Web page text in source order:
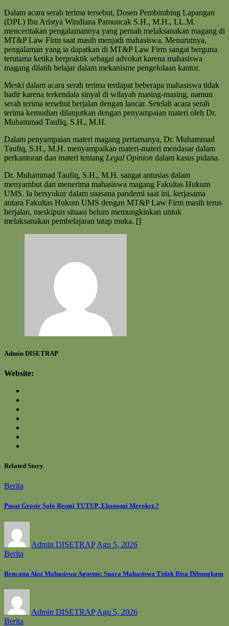
Dalam acara serah terima tersebut, Dosen Pembimbing Lapangan
(DPL) Ibu Aristya Windiana Pamuncak S.H., M.H., LL.M.
menceritakan pengalamannya yang pernah melaksanakan magang di
MT&P Law Firm saat masih menjadi mahasiswa. Menurutnya,
pengalaman yang ia dapatkan di MT&P Law Firm sangat berguna
terutama ketika berpraktik sebagai advokat karena mahasiswa
magang dilatih belajar dalam mekanisme pengelolaan kantor.
Meski dalam acara serah terima terdapat beberapa mahasiswa tidak
hadir karena terkendala sinyal di wilayah masing-masing, namun
serah terima tersebut berjalan dengan lancar. Setelah acara serah
terima kemudian dilanjutkan dengan penyampaian materi oleh Dr.
Muhammad Taufiq, S.H., M.H.
Dalam penyampaian materi magang pertamanya, Dr. Muhammad
Taufiq, S.H., M.H. menyampaikan materi-materi mendasar dalam
perkantoran dan materi tentang Legal Opinion dalam kasus pidana.
Dr. Muhammad Taufiq, S.H., M.H. sangat antusias dalam
menyambut dan menerima mahasiswa magang Fakultas Hukum
UMS. Ia bersyukur dalam suasana pandemi saat ini, kerjasama
antara Fakultas Hukum UMS dengan MT&P Law Firm masih terus
berjalan, meskipun situasi belum memungkinkan untuk
melaksanakan pembelajaran tatap muka. []
Admin DISETRAP
Website:
Related Story
Berita
Pusat Grosir Solo Resmi TUTUP, Ekonomi Meroket.?
Admin DISETRAP Agu 5, 2026
Berita
Rencana Aksi Mahasiswa Agustus: Suara Mahasiswa Tidak Bisa Dibungkam
Admin DISETRAP Agu 5, 2026
Berita